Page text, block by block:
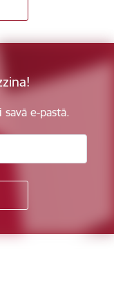
savā e-pastā.